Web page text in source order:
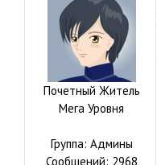
Почетный Житель
Мега Уровня
Группа: Админы
Сообщений: 2968